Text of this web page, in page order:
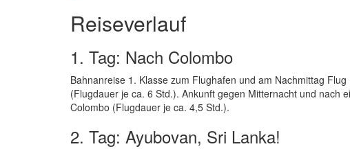
Reiseverlauf
1. Tag: Nach Colombo
Bahnanreise 1. Klasse zum Flughafen und am Nachmittag
(Flugdauer je ca. 6 Std.). Ankunft gegen Mitternacht und nach
Colombo (Flugdauer je ca. 4,5 Std.).
2. Tag: Ayubovan, Sri Lanka!